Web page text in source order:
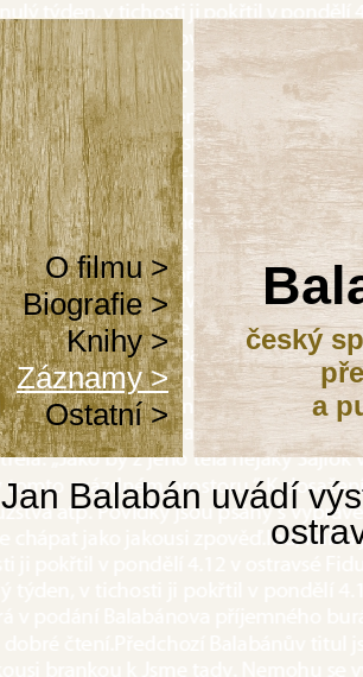
O filmu >
Biografie >
Knihy >
Záznamy >
Ostatní >
český
a
Jan Balabán uvádí